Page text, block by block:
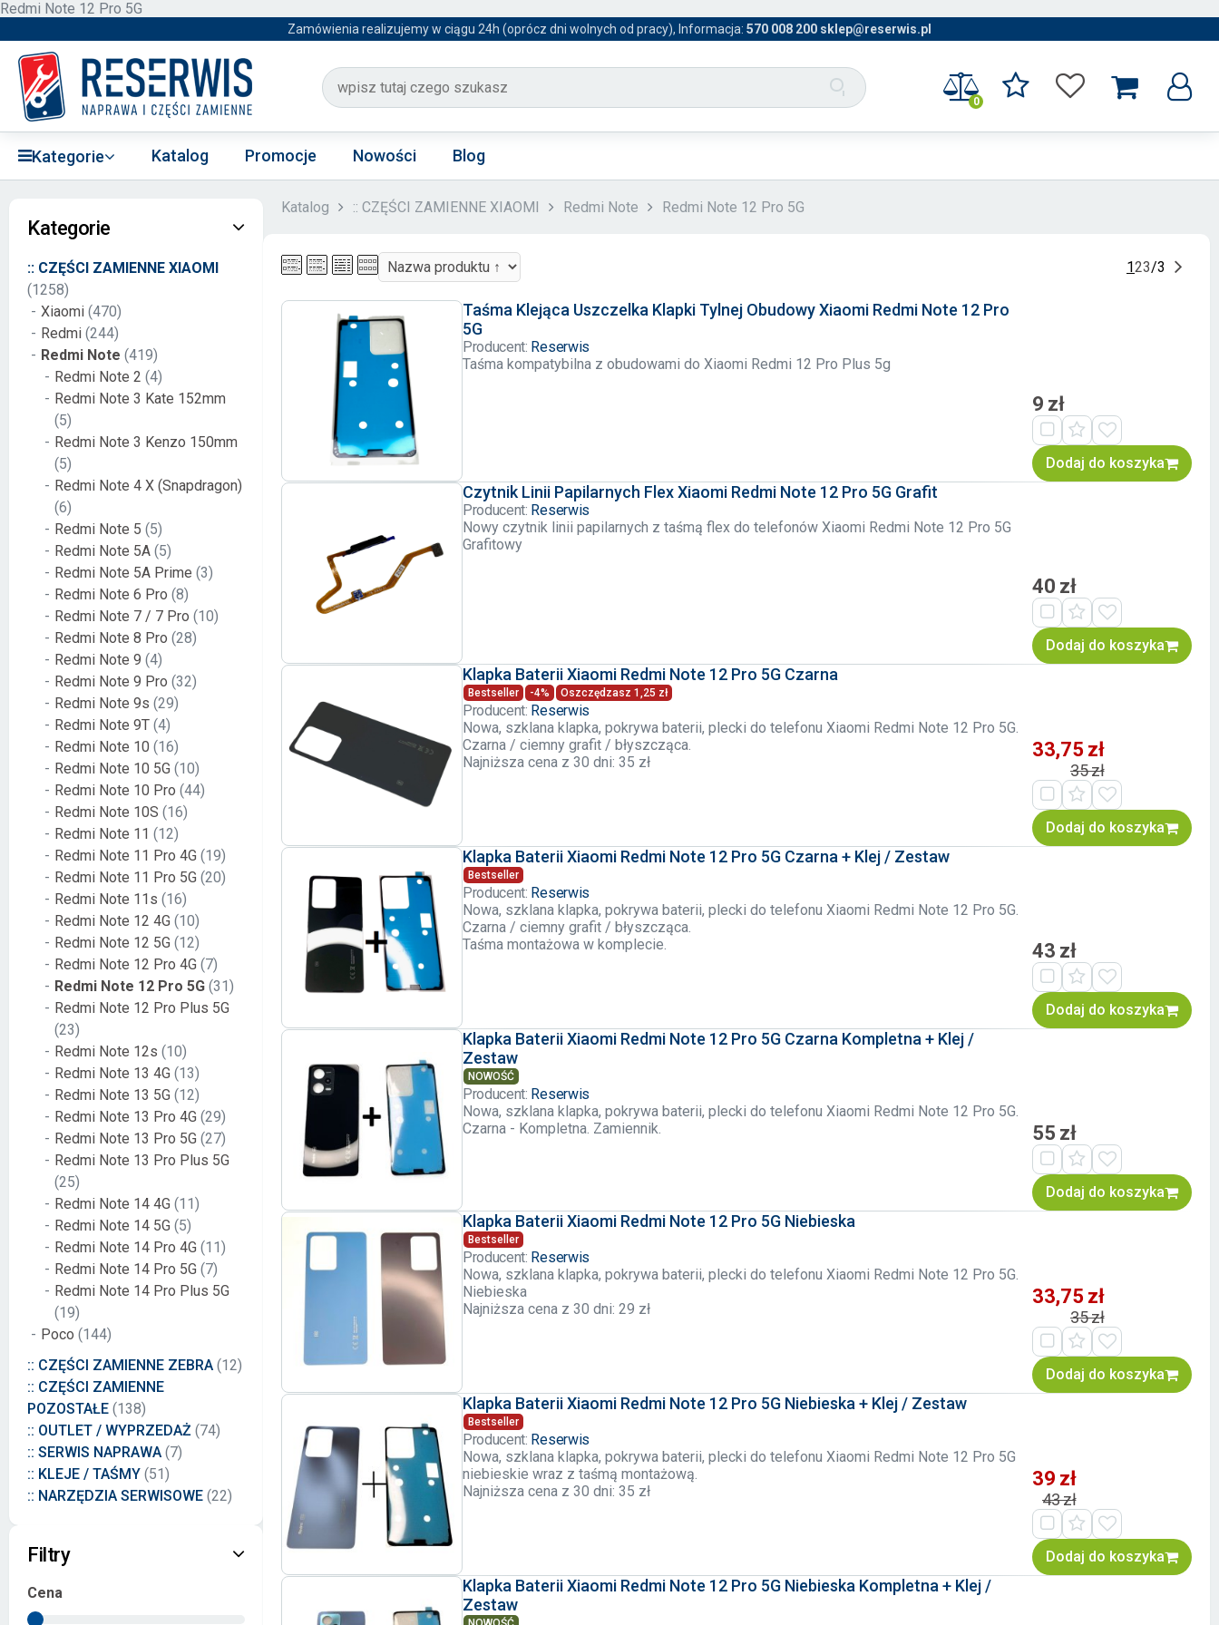
Redmi Note 12 Pro 5G
Zamówienia realizujemy w ciągu 24h (oprócz dni wolnych od pracy), Informacja: 570 008 200 sklep@reserwis.pl
0
Kategorie Katalog Promocje Nowości Blog
Kategorie
:: CZĘŚCI ZAMIENNE XIAOMI
(1258)
Xiaomi (470)
Redmi (244)
Redmi Note (419)
Redmi Note 2 (4)
Redmi Note 3 Kate 152mm
(5)
Redmi Note 3 Kenzo 150mm
(5)
Redmi Note 4 X (Snapdragon)
(6)
Redmi Note 5 (5)
Redmi Note 5A (5)
Redmi Note 5A Prime (3)
Redmi Note 6 Pro (8)
Redmi Note 7 / 7 Pro (10)
Redmi Note 8 Pro (28)
Redmi Note 9 (4)
Redmi Note 9 Pro (32)
Redmi Note 9s (29)
Redmi Note 9T (4)
Redmi Note 10 (16)
Redmi Note 10 5G (10)
Redmi Note 10 Pro (44)
Redmi Note 10S (16)
Redmi Note 11 (12)
Redmi Note 11 Pro 4G (19)
Redmi Note 11 Pro 5G (20)
Redmi Note 11s (16)
Redmi Note 12 4G (10)
Redmi Note 12 5G (12)
Redmi Note 12 Pro 4G (7)
Redmi Note 12 Pro 5G (31)
Redmi Note 12 Pro Plus 5G
(23)
Redmi Note 12s (10)
Redmi Note 13 4G (13)
Redmi Note 13 5G (12)
Redmi Note 13 Pro 4G (29)
Redmi Note 13 Pro 5G (27)
Redmi Note 13 Pro Plus 5G
(25)
Redmi Note 14 4G (11)
Redmi Note 14 5G (5)
Redmi Note 14 Pro 4G (11)
Redmi Note 14 Pro 5G (7)
Redmi Note 14 Pro Plus 5G
(19)
Poco (144)
:: CZĘŚCI ZAMIENNE ZEBRA (12)
:: CZĘŚCI ZAMIENNE
POZOSTAŁE (138)
:: OUTLET / WYPRZEDAŻ (74)
:: SERWIS NAPRAWA (7)
:: KLEJE / TAŚMY (51)
:: NARZĘDZIA SERWISOWE (22)
Filtry
Cena
Katalog :: CZĘŚCI ZAMIENNE XIAOMI Redmi Note Redmi Note 12 Pro 5G
123/3
Taśma Klejąca Uszczelka Klapki Tylnej Obudowy Xiaomi Redmi Note 12 Pro
5G
Producent: Reserwis
Taśma kompatybilna z obudowami do Xiaomi Redmi 12 Pro Plus 5g
9 zł
Dodaj do koszyka
Czytnik Linii Papilarnych Flex Xiaomi Redmi Note 12 Pro 5G Grafit
Producent: Reserwis
Nowy czytnik linii papilarnych z taśmą flex do telefonów Xiaomi Redmi Note 12 Pro 5G
Grafitowy
40 zł
Dodaj do koszyka
Klapka Baterii Xiaomi Redmi Note 12 Pro 5G Czarna
Bestseller -4% Oszczędzasz 1,25 zł
Producent: Reserwis
Nowa, szklana klapka, pokrywa baterii, plecki do telefonu Xiaomi Redmi Note 12 Pro 5G.
Czarna / ciemny grafit / błyszcząca.
Najniższa cena z 30 dni: 35 zł
33,75 zł
35 zł
Dodaj do koszyka
Klapka Baterii Xiaomi Redmi Note 12 Pro 5G Czarna + Klej / Zestaw
Bestseller
Producent: Reserwis
Nowa, szklana klapka, pokrywa baterii, plecki do telefonu Xiaomi Redmi Note 12 Pro 5G.
Czarna / ciemny grafit / błyszcząca.
Taśma montażowa w komplecie.
43 zł
Dodaj do koszyka
Klapka Baterii Xiaomi Redmi Note 12 Pro 5G Czarna Kompletna + Klej /
Zestaw
NOWOŚĆ
Producent: Reserwis
Nowa, szklana klapka, pokrywa baterii, plecki do telefonu Xiaomi Redmi Note 12 Pro 5G.
Czarna - Kompletna. Zamiennik.
55 zł
Dodaj do koszyka
Klapka Baterii Xiaomi Redmi Note 12 Pro 5G Niebieska
Bestseller
Producent: Reserwis
Nowa, szklana klapka, pokrywa baterii, plecki do telefonu Xiaomi Redmi Note 12 Pro 5G.
Niebieska
Najniższa cena z 30 dni: 29 zł
33,75 zł
35 zł
Dodaj do koszyka
Klapka Baterii Xiaomi Redmi Note 12 Pro 5G Niebieska + Klej / Zestaw
Bestseller
Producent: Reserwis
Nowa, szklana klapka, pokrywa baterii, plecki do telefonu Xiaomi Redmi Note 12 Pro 5G
niebieskie wraz z taśmą montażową.
Najniższa cena z 30 dni: 35 zł
39 zł
43 zł
Dodaj do koszyka
Klapka Baterii Xiaomi Redmi Note 12 Pro 5G Niebieska Kompletna + Klej /
Zestaw